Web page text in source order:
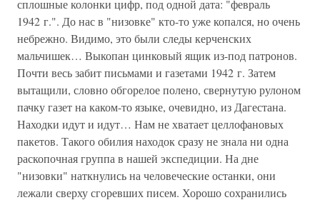
сплошные колонки цифр, под одной дата: "февраль
1942 г.". До нас в "низовке" кто-то уже копался, но очень
небрежно. Видимо, это были следы керченских
мальчишек… Выкопан цинковый ящик из-под патронов.
Почти весь забит письмами и газетами 1942 г. Затем
вытащили, словно обгорелое полено, свернутую рулоном
пачку газет на каком-то языке, очевидно, из Дагестана.
Находки идут и идут… Нам не хватает целлофановых
пакетов. Такого обилия находок сразу не знала ни одна
раскопочная группа в нашей экспедиции. На дне
"низовки" наткнулись на человеческие останки, они
лежали сверху сгоревших писем. Хорошо сохранились